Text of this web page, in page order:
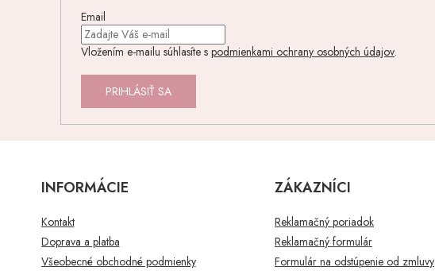
Email
Vložením e-mailu súhlasíte s podmienkami ochrany osobných údajov.
PRIHLÁSIŤ SA
INFORMÁCIE
Kontakt
Doprava a platba
Všeobecné obchodné podmienky
ZÁKAZNÍCI
Reklamačný poriadok
Reklamačný formulár
Formulár na odstúpenie od zmluvy